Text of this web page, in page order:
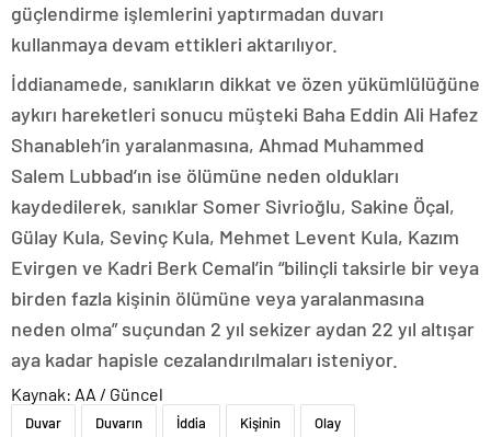
güçlendirme işlemlerini yaptırmadan duvarı
kullanmaya devam ettikleri aktarılıyor.
İddianamede, sanıkların dikkat ve özen yükümlülüğüne
aykırı hareketleri sonucu müşteki Baha Eddin Ali Hafez
Shanableh’in yaralanmasına, Ahmad Muhammed
Salem Lubbad’ın ise ölümüne neden oldukları
kaydedilerek, sanıklar Somer Sivrioğlu, Sakine Öçal,
Gülay Kula, Sevinç Kula, Mehmet Levent Kula, Kazım
Evirgen ve Kadri Berk Cemal’in “bilinçli taksirle bir veya
birden fazla kişinin ölümüne veya yaralanmasına
neden olma” suçundan 2 yıl sekizer aydan 22 yıl altışar
aya kadar hapisle cezalandırılmaları isteniyor.
Kaynak: AA / Güncel
Duvar Duvarın İddia Kişinin Olay